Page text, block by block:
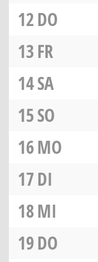
12DO
13FR
14SA
15SO
16MO
17DI
18MI
19DO